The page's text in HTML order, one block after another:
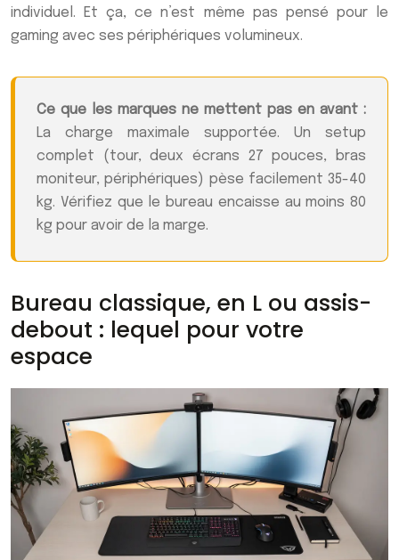
individuel. Et ça, ce n’est même pas pensé pour le
gaming avec ses périphériques volumineux.
Ce que les marques ne mettent pas en avant :
La charge maximale supportée. Un setup
complet (tour, deux écrans 27 pouces, bras
moniteur, périphériques) pèse facilement 35-40
kg. Vérifiez que le bureau encaisse au moins 80
kg pour avoir de la marge.
Bureau classique, en L ou assis-
debout : lequel pour votre
espace